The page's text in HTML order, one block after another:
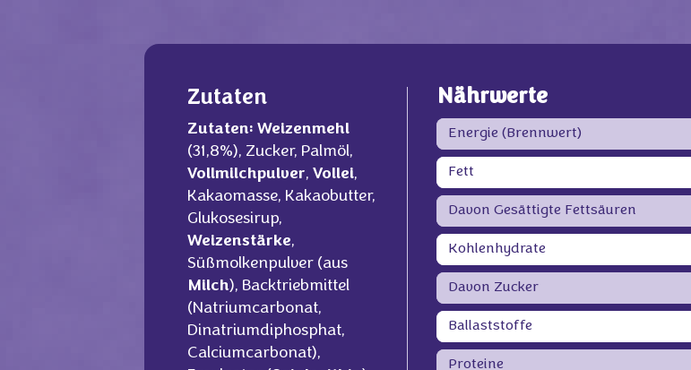
Zutaten
Zutaten: Weizenmehl
(31,8%), Zucker, Palmöl,
Vollmilchpulver, Vollei,
Kakaomasse, Kakaobutter,
Glukosesirup,
Weizenstärke,
Süßmolkenpulver (aus
Milch), Backtriebmittel
(Natriumcarbonat,
Dinatriumdiphosphat,
Calciumcarbonat),
Nährwerte
Energie (Brennwert)
Fett
Davon Gesättigte Fettsäuren
Kohlenhydrate
Davon Zucker
Ballaststoffe
Proteine